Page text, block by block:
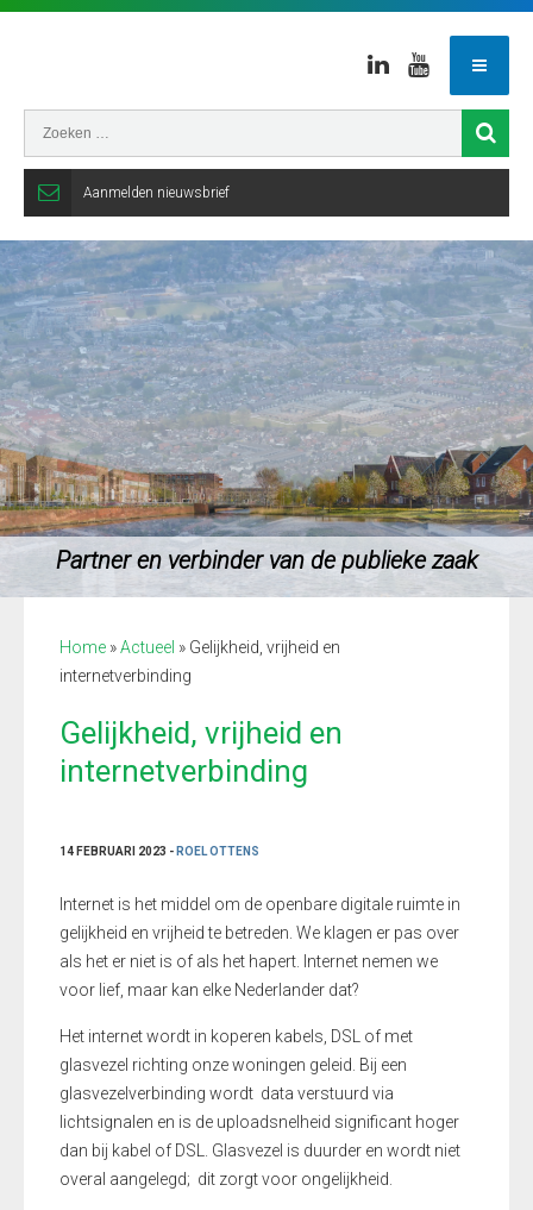
LinkedinYoutube
Aanmelden nieuwsbrief
Partner en verbinder van de publieke zaak
Gemeente
Veenendaal
Home »Actueel » Gelijkheid, vrijheid en
internetverbinding
Gelijkheid, vrijheid en
internetverbinding
14 FEBRUARI 2023 - ROEL OTTENS
Internet is het middel om de openbare digitale ruimte in
gelijkheid en vrijheid te betreden. We klagen er pas over
als het er niet is of als het hapert. Internet nemen we
voor lief, maar kan elke Nederlander dat?
Het internet wordt in koperen kabels, DSL of met
glasvezel richting onze woningen geleid. Bij een
glasvezelverbinding wordt data verstuurd via
lichtsignalen en is de uploadsnelheid significant hoger
dan bij kabel of DSL. Glasvezel is duurder en wordt niet
overal aangelegd; dit zorgt voor ongelijkheid.